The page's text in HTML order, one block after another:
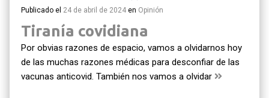
Publicado el 24 de abril de 2024 en Opinión
Tiranía covidiana
Por obvias razones de espacio, vamos a olvidarnos hoy
de las muchas razones médicas para desconfiar de las
vacunas anticovid. También nos vamos a olvidar